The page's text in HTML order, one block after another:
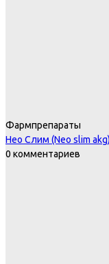
Фармпрепараты
Нео Слим (Neo slim
0 комментариев